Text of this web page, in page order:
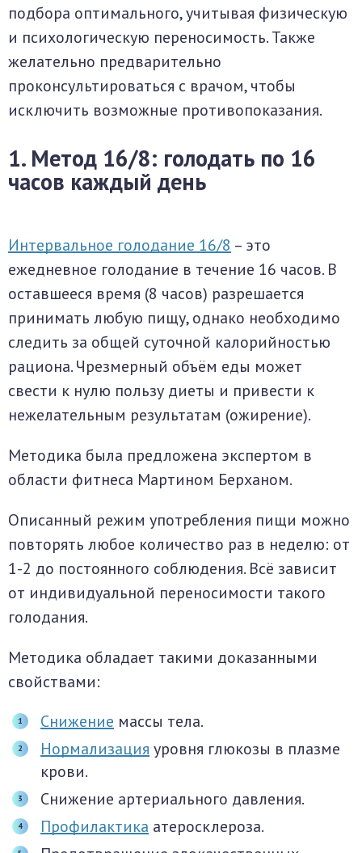
подбора оптимального, учитывая физическую
и психологическую переносимость. Также
желательно предварительно
проконсультироваться с врачом, чтобы
исключить возможные противопоказания.
1. Метод 16/8: голодать по 16
часов каждый день
Интервальное голодание 16/8 – это
ежедневное голодание в течение 16 часов. В
оставшееся время (8 часов) разрешается
принимать любую пищу, однако необходимо
следить за общей суточной калорийностью
рациона. Чрезмерный объём еды может
свести к нулю пользу диеты и привести к
нежелательным результатам (ожирение).
Методика была предложена экспертом в
области фитнеса Мартином Берханом.
Описанный режим употребления пищи можно
повторять любое количество раз в неделю: от
1-2 до постоянного соблюдения. Всё зависит
от индивидуальной переносимости такого
голодания.
Методика обладает такими доказанными
свойствами:
Снижение массы тела.
Нормализация уровня глюкозы в плазме
крови.
Снижение артериального давления.
Профилактика атеросклероза.